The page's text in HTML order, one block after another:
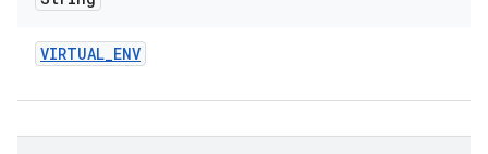
VIRTUAL_ENV